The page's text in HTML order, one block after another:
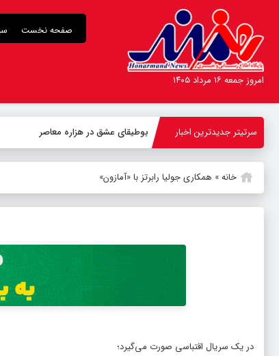
صفحه نخست
امروز جمعه ۱۶ مرداد ۱۴۰۵
سرتیتر جدیدترین اخبار بوطیقای عشق در هزاره معاصر
خانه» همکاری جولیا رابرتز با «آمازون»
در یک سریال اقتباسی صورت می‌گیرد؛